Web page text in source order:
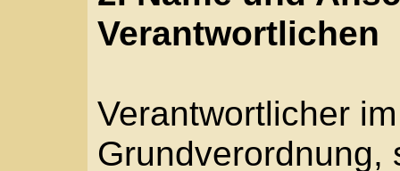
Browser der
Internetbrowsern, die
zu unterscheiden.
kann über die
und identifiziert